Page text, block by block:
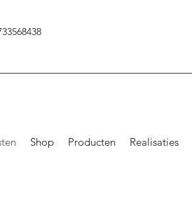
Shop Producten Realisaties